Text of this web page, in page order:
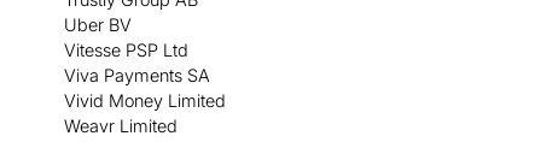
Uber BV
Vitesse PSP Ltd
Viva Payments SA
Vivid Money Limited
Weavr Limited